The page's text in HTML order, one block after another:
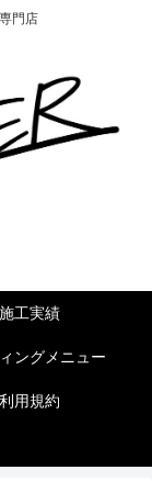
門店
施工実績
ングメニュー
利用規約